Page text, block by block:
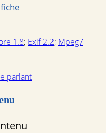
1.8; Exif 2.2; Mpeg7
parlant